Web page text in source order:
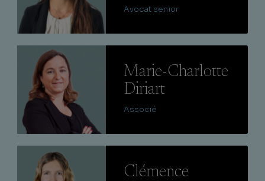
Avocat senior
Marie-Charlotte
Diriart
Associé
Clémence